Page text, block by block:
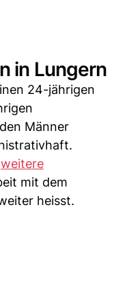
in Lungern
24-jährigen
Männer
weitere
mit dem
heisst.